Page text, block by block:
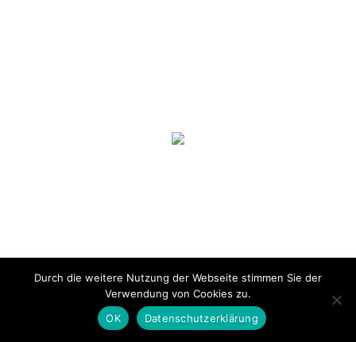
Durch die weitere Nutzung der Webseite stimmen Sie der
Verwendung von Cookies zu.
OK
Datenschutzerklärung